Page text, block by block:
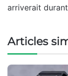
arriverait
Articles